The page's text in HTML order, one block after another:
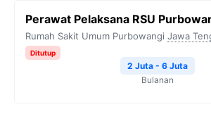
Perawat Pelaksana RSU
Rumah Sakit Umum Purbowangi Jawa
Ditutup
2 Juta - 6 Juta
Bulanan